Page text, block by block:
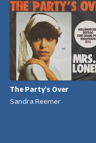
The Party's Over
Sandra Reemer